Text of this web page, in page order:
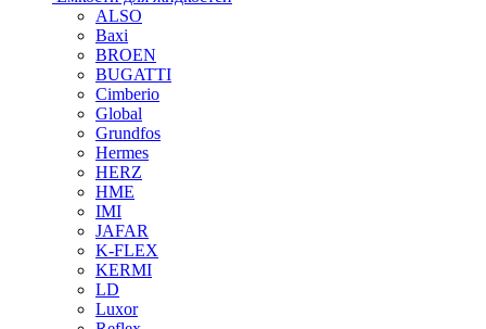
ALSO
Baxi
BROEN
BUGATTI
Cimberio
Global
Grundfos
Hermes
HERZ
HME
IMI
JAFAR
K-FLEX
KERMI
LD
Luxor